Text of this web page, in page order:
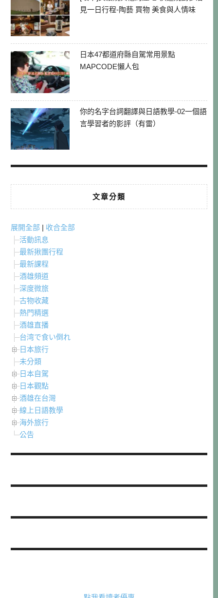
見一日行程-陶藝 買物 美食與人情味
日本47都道府縣自駕常用景點
MAPCODE懶人包
你的名字台詞翻譯與日語教學-02一個語
言學習者的影評（有雷）
文章分類
展開全部 | 收合全部
活動訊息
最新揪團行程
最新課程
酒雄頻道
深度微旅
古物收藏
熱門精選
酒雄直播
台湾で食い倒れ
日本旅行
未分類
日本自駕
日本觀點
酒雄在台灣
線上日語教學
海外旅行
公告